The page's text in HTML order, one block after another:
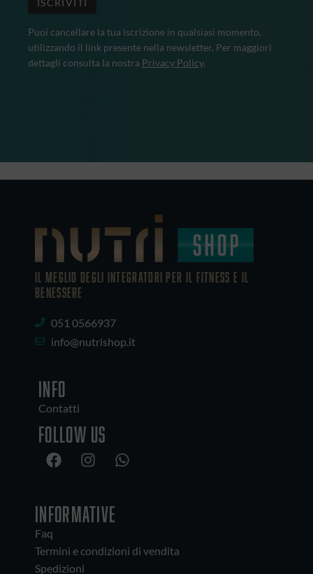
Puoi cancellare la tua iscrizione in qualsiasi momento,
utilizzando il link presente nella newsletter. Per maggiori
dettagli consulta la nostra Privacy Policy.
IL MEGLIO DEGLI Integratori PER IL FITNESS E IL
BENESSERE
051 0566937
info@nutrishop.it
INFO
Contatti
Follow us
INFORMATIVE
Faq
Termini e condizioni di vendita
Spedizioni